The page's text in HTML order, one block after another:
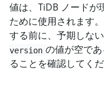
値は、TiDB ノードが
ために使用されます
する前に、予期しな
version の値が空で
ることを確認してくだ